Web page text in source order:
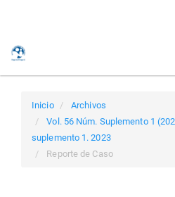
Inicio
Archivos
Vol. 56 Núm. Suplemento 1
suplemento 1. 2023
Reporte de Caso